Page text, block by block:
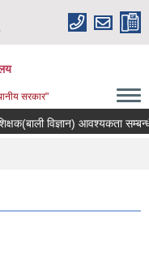
सरकार"
विज्ञान) आवश्यकता सम्बन्धी